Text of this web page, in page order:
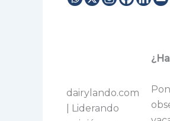
dairylando.com
| Liderando